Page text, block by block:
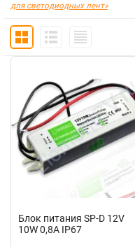
для светодиодных лент»
Блок питания SP-D 12V
10W 0,8A IP67